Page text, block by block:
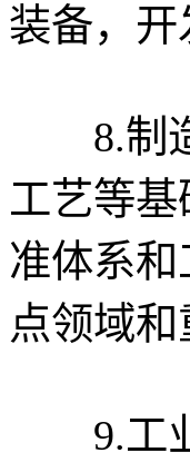
装备，
8.制造
工艺等
准体系
点领域
9.工业